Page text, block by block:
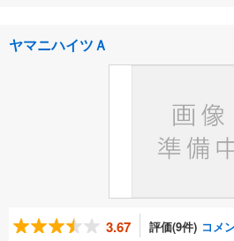
ヤマニハイツＡ
3.67 評価(9件) コメ